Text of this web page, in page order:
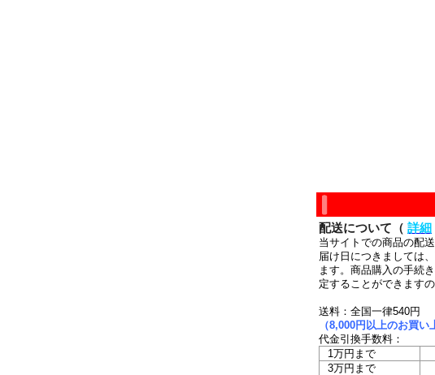
配送について（ 詳細
当サイトでの商品の配
届け日につきましては
ます。商品購入の手続
定することができます
送料：全国一律540円
（8,000円以上のお買い
代金引換手数料：
1万円まで
3万円まで